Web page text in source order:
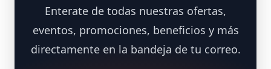
Enterate de todas nuestras ofertas,
eventos, promociones, beneficios y más
directamente en la bandeja de tu correo.